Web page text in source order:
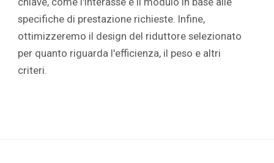
specifiche di prestazione richieste. Infine,
ottimizzeremo il design del riduttore selezionato
per quanto riguarda l'efficienza, il peso e altri
criteri.